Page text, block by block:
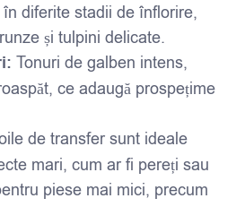
diferite stadii de înflorire,
și tulpini delicate.
Tonuri de galben intens,
ce adaugă prospețime
de transfer sunt ideale
mari, cum ar fi pereți sau
piese mai mici, precum